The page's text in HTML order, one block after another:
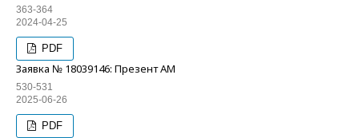
363-364
2024-04-25
PDF
Заявка № 18039146: Презент АМ
530-531
2025-06-26
PDF